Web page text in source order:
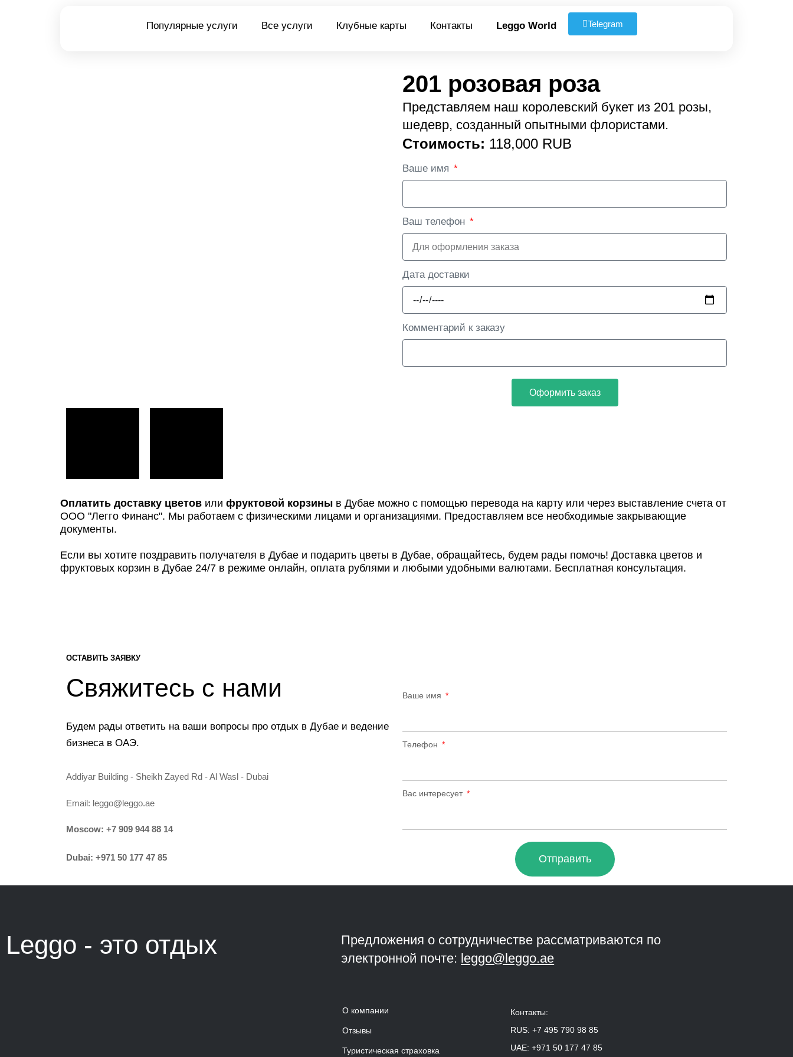
Популярные услуги Все услуги Клубные карты Контакты Leggo World Telegram
201 розовая роза
Представляем наш королевский букет из 201 розы,
шедевр, созданный опытными флористами.
Стоимость: 118,000 RUB
Ваше имя
Ваш телефон
Дата доставки
Комментарий к заказу
Оформить заказ
Оплатить доставку цветов или фруктовой корзины в Дубае можно с помощью перевода на карту или через выставление счета от
ООО "Легго Финанс". Мы работаем с физическими лицами и организациями. Предоставляем все необходимые закрывающие
документы.
Если вы хотите поздравить получателя в Дубае и подарить цветы в Дубае, обращайтесь, будем рады помочь! Доставка цветов и
фруктовых корзин в Дубае 24/7 в режиме онлайн, оплата рублями и любыми удобными валютами. Бесплатная консультация.
ОСТАВИТЬ ЗАЯВКУ
Свяжитесь с нами
Будем рады ответить на ваши вопросы про отдых в Дубае и ведение
бизнеса в ОАЭ.
Addiyar Building - Sheikh Zayed Rd - Al Wasl - Dubai
Email: leggo@leggo.ae
Moscow: +7 909 944 88 14
Dubai: +971 50 177 47 85
Ваше имя
Телефон
Вас интересует
Отправить
Leggo - это отдых
Предложения о сотрудничестве рассматриваются по
электронной почте: leggo@leggo.ae
О компании
Отзывы
Туристическая страховка
Контакты:
RUS: +7 495 790 98 85
UAE: +971 50 177 47 85